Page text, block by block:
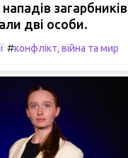
загарбників
дві особи.
#конфлікт, війна та мир